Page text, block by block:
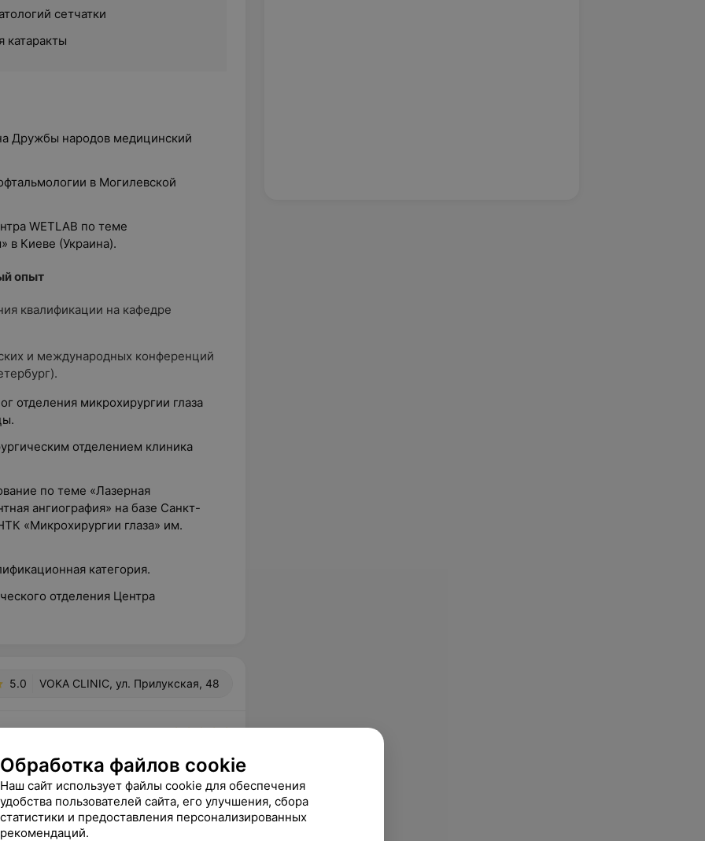
сетчатки
катаракты
Дружбы народов медицинский
в Могилевской
WETLAB по теме
в Киеве (Украина).
опыт
квалификации на кафедре
и международных конференций
отделения микрохирургии глаза
отделением клиника
по теме «Лазерная
ангиография» на базе Санкт-
«Микрохирургии глаза» им.
категория.
отделения Центра
5.0 VOKA CLINIC, ул. Прилукская, 48
бы выразить огромную
врачу клиники  VOKA Ширяевой
и команде меди...
Прилукская, 48
Обработка файлов cookie
Наш сайт использует файлы cookie для обеспечения
удобства пользователей сайта, его улучшения, сбора
статистики и предоставления персонализированных
рекомендаций.